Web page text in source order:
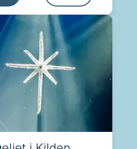
og kapellmester Øystein